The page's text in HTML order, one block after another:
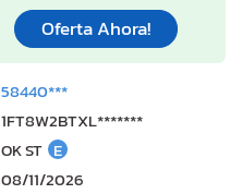
Oferta Ahora!
58440***
1FT8W2BTXL*******
OK ST E
08/11/2026